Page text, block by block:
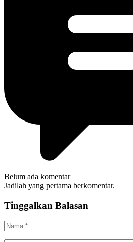
Belum ada komentar
Jadilah yang pertama berkomentar.
Tinggalkan Balasan